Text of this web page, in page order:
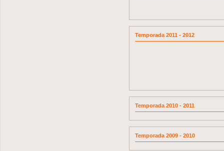
Temporada 2011 - 2012
Temporada 2010 - 2011
Temporada 2009 - 2010